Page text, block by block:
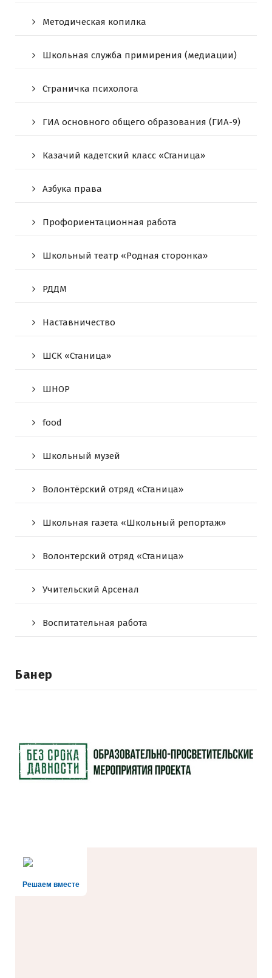
Методическая копилка
Школьная служба примирения (медиации)
Страничка психолога
ГИА основного общего образования (ГИА-9)
Казачий кадетский класс «Станица»
Азбука права
Профориентационная работа
Школьный театр «Родная сторонка»
РДДМ
Наставничество
ШСК «Станица»
ШНОР
food
Школьный музей
Волонтёрский отряд «Станица»
Школьная газета «Школьный репортаж»
Волонтерский отряд «Станица»
Учительский Арсенал
Воспитательная работа
Банер
Решаем вместе